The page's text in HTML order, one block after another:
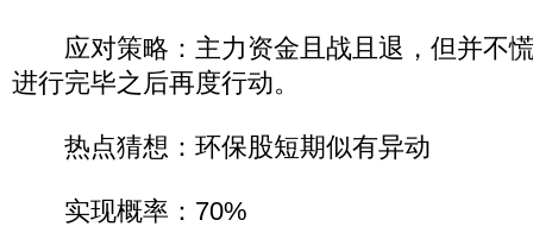
应对策略：主力资金且战且退，但并不
进行完毕之后再度行动。
热点猜想：环保股短期似有异动
实现概率：70%